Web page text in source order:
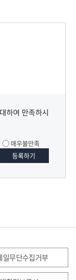
하여 만족하시
매우불만족
일무단수집거부